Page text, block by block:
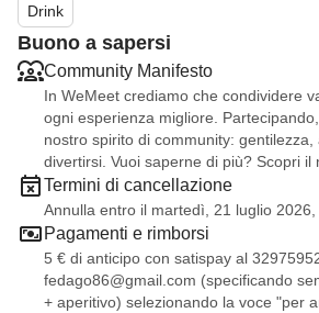
Drink
Buono a sapersi
Community Manifesto
In WeMeet crediamo che condividere
ogni esperienza migliore.
nostro spirito di community:
divertirsi. Vuoi saperne di più? Scopri il
Termini di cancellazione
Annulla entro il martedì, 21 luglio
Pagamenti e rimborsi
5 € di anticipo con satispay al
fedago86@gmail.com (specificando
+ aperitivo) selezionando la voce "per